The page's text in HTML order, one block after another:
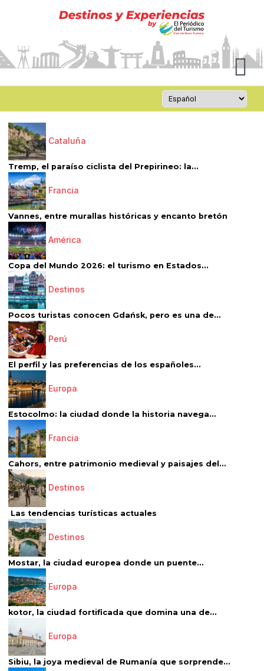
Cataluña
Tremp, el paraíso ciclista del Prepirineo: la...
Francia
Vannes, entre murallas históricas y encanto bretón
América
Copa del Mundo 2026: el turismo en Estados...
Destinos
Pocos turistas conocen Gdańsk, pero es una de...
Perú
El perfil y las preferencias de los españoles...
Europa
Estocolmo: la ciudad donde la historia navega...
Francia
Cahors, entre patrimonio medieval y paisajes del...
Destinos
Las tendencias turísticas actuales
Destinos
Mostar, la ciudad europea donde un puente...
Europa
kotor, la ciudad fortificada que domina una de...
Europa
Sibiu, la joya medieval de Rumanía que sorprende...